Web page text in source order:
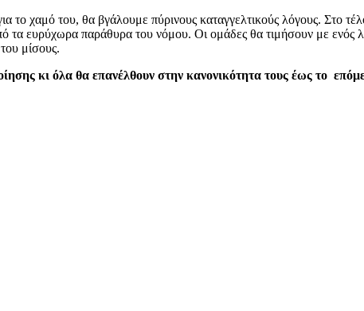
χαμό του, θα βγάλουμε πύρινους καταγγελτικούς λόγους. Στο
ευρύχωρα παράθυρα του νόμου. Οι ομάδες θα τιμήσουν με ενός
μίσους.
κι όλα θα επανέλθουν στην κανονικότητα τους έως το